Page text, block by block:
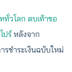
วโลก ตบเท้าขอ
ปร์หลังจาก
รชำระเงินฉบับใหม่